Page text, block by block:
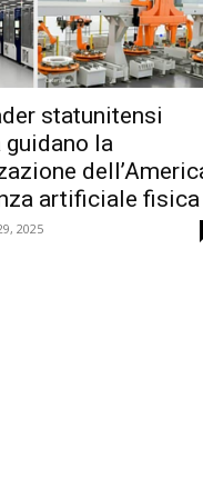
statunitensi
la
artificiale fisica
2025